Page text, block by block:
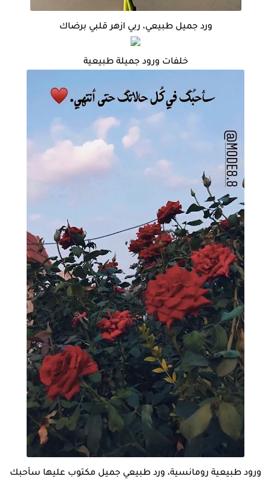
ورد جميل طبيعي، ربي ازهر قلبي برضاك
خلفات ورود جميلة طبيعية
ورود طبيعية رومانسية، ورد طبيعي جميل مكتوب عليها سأحبك